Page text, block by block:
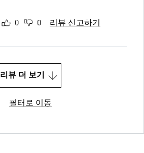
0 0 리뷰 신고하기
리뷰 더 보기
필터로 이동